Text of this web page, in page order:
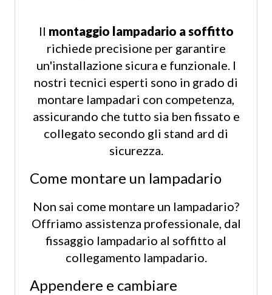
Il montaggio lampadario a soffitto
richiede precisione per garantire
un'installazione sicura e funzionale. I
nostri tecnici esperti sono in grado di
montare lampadari con competenza,
assicurando che tutto sia ben fissato e
collegato secondo gli stand ard di
sicurezza.
Come montare un lampadario
Non sai come montare un lampadario?
Offriamo assistenza professionale, dal
fissaggio lampadario al soffitto al
collegamento lampadario.
Appendere e cambiare